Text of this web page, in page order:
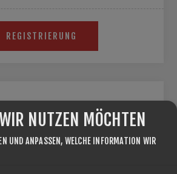
REGISTRIERUNG
BENUTZER
NUTZEN MÖCHTEN
UND ANPASSEN, WELCHE INFORMATION WIR